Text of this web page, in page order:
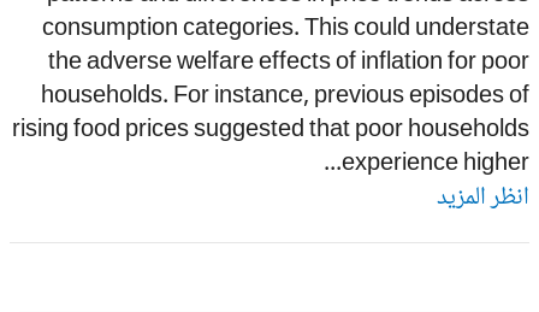
consumption categories. This could
the adverse welfare effects of inflation for
households. For instance, previous episodes
rising food prices suggested that poor
experience
المزيد